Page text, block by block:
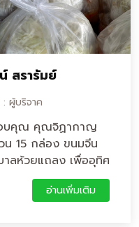
สรารัมย์
ผู้บริจาค
อบคุณ คุณจิฏากาญ
น 15 กล่อง ขนมจีน
าลห้วยแถลง เพื่ออุทิศ
อ่านเพิ่มเติม